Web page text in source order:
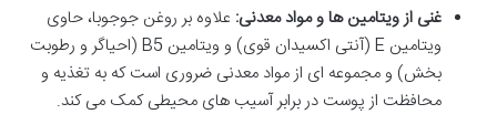
غنی از ویتامین ها و مواد معدنی: علاوه بر روغن جوجوبا، حاوی
ویتامین E (آنتی اکسیدان قوی) و ویتامین B5 (احیاگر و رطوبت
بخش) و مجموعه ای از مواد معدنی ضروری است که به تغذیه و
محافظت از پوست در برابر آسیب های محیطی کمک می کند.